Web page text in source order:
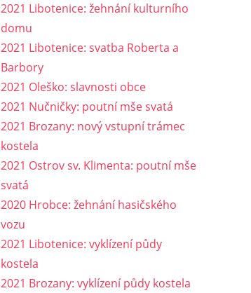
2021 Libotenice: žehnání kulturního
domu
2021 Libotenice: svatba Roberta a
Barbory
2021 Oleško: slavnosti obce
2021 Nučničky: poutní mše svatá
2021 Brozany: nový vstupní trámec
kostela
2021 Ostrov sv. Klimenta: poutní mše
svatá
2020 Hrobce: žehnání hasičského
vozu
2021 Libotenice: vyklízení půdy
kostela
2021 Brozany: vyklízení půdy kostela